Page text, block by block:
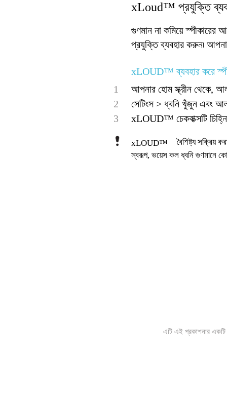
xLoud™ প্রযুক্তি
গুণমান না কমিয়ে
প্রযুক্তি ব্যবহার করুন৷
xLOUD™ ব্যবহার করে
1
আপনার হোম স্ক্রীন থেকে,
2
সেটিংস > ধ্বনি খুঁজুন এবং
3
xLOUD™ চেকবাক্সটি
xLOUD™
বৈশিষ্ট্য সক্রিয়
স্বরূপ, ভয়েস কল ধ্বনি গুণমানে
এটি এই প্রকাশনার